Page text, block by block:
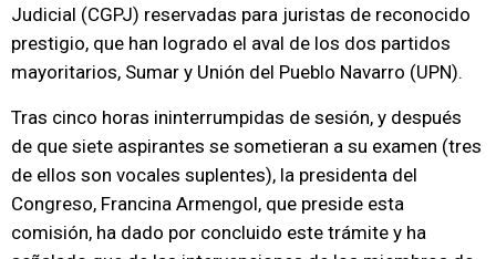
Judicial (CGPJ) reservadas para juristas de reconocido
prestigio, que han logrado el aval de los dos partidos
mayoritarios, Sumar y Unión del Pueblo Navarro (UPN).
Tras cinco horas ininterrumpidas de sesión, y después
de que siete aspirantes se sometieran a su examen (tres
de ellos son vocales suplentes), la presidenta del
Congreso, Francina Armengol, que preside esta
comisión, ha dado por concluido este trámite y ha